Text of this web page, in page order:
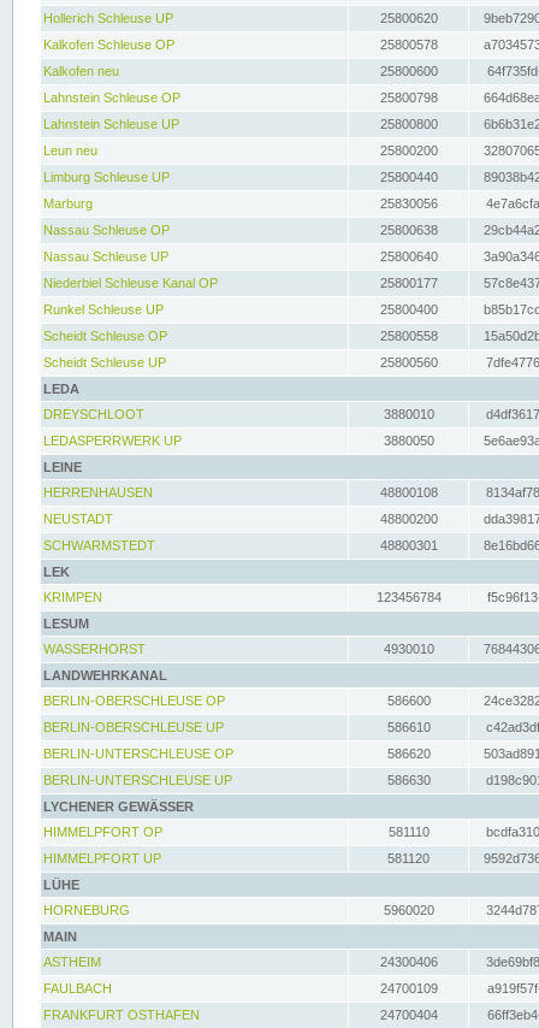
Hollerich Schleuse UP
25800620
Kalkofen Schleuse OP
25800578
Kalkofen neu
25800600
Lahnstein Schleuse OP
25800798
Lahnstein Schleuse UP
25800800
Leun neu
25800200
Limburg Schleuse UP
25800440
Marburg
25830056
Nassau Schleuse OP
25800638
Nassau Schleuse UP
25800640
Niederbiel Schleuse Kanal OP
25800177
Runkel Schleuse UP
25800400
Scheidt Schleuse OP
25800558
Scheidt Schleuse UP
25800560
LEDA
DREYSCHLOOT
3880010
LEDASPERRWERK UP
3880050
LEINE
HERRENHAUSEN
48800108
NEUSTADT
48800200
SCHWARMSTEDT
48800301
LEK
KRIMPEN
123456784
LESUM
WASSERHORST
4930010
LANDWEHRKANAL
BERLIN-OBERSCHLEUSE OP
586600
BERLIN-OBERSCHLEUSE UP
586610
BERLIN-UNTERSCHLEUSE OP
586620
BERLIN-UNTERSCHLEUSE UP
586630
LYCHENER GEWÄSSER
HIMMELPFORT OP
581110
HIMMELPFORT UP
581120
LÜHE
HORNEBURG
5960020
MAIN
ASTHEIM
24300406
FAULBACH
24700109
FRANKFURT OSTHAFEN
24700404